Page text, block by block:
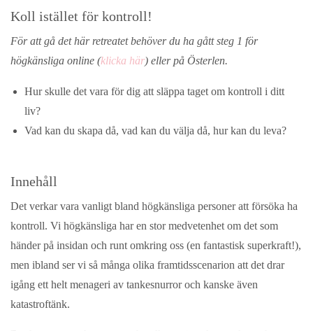
Koll istället för kontroll!
För att gå det här retreatet behöver du ha gått steg 1 för
högkänsliga online (klicka här) eller på Österlen.
Hur skulle det vara för dig att släppa taget om kontroll i ditt
liv?
Vad kan du skapa då, vad kan du välja då, hur kan du leva?
Innehåll
Det verkar vara vanligt bland högkänsliga personer att försöka ha
kontroll. Vi högkänsliga har en stor medvetenhet om det som
händer på insidan och runt omkring oss (en fantastisk superkraft!),
men ibland ser vi så många olika framtidsscenarion att det drar
igång ett helt menageri av tankesnurror och kanske även
katastroftänk.